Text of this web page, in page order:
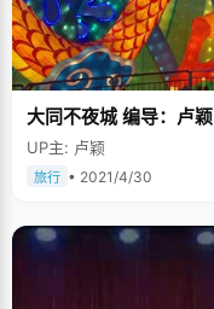
大同不夜城 编导：卢颖
UP主: 卢颖
旅行 • 2021/4/30